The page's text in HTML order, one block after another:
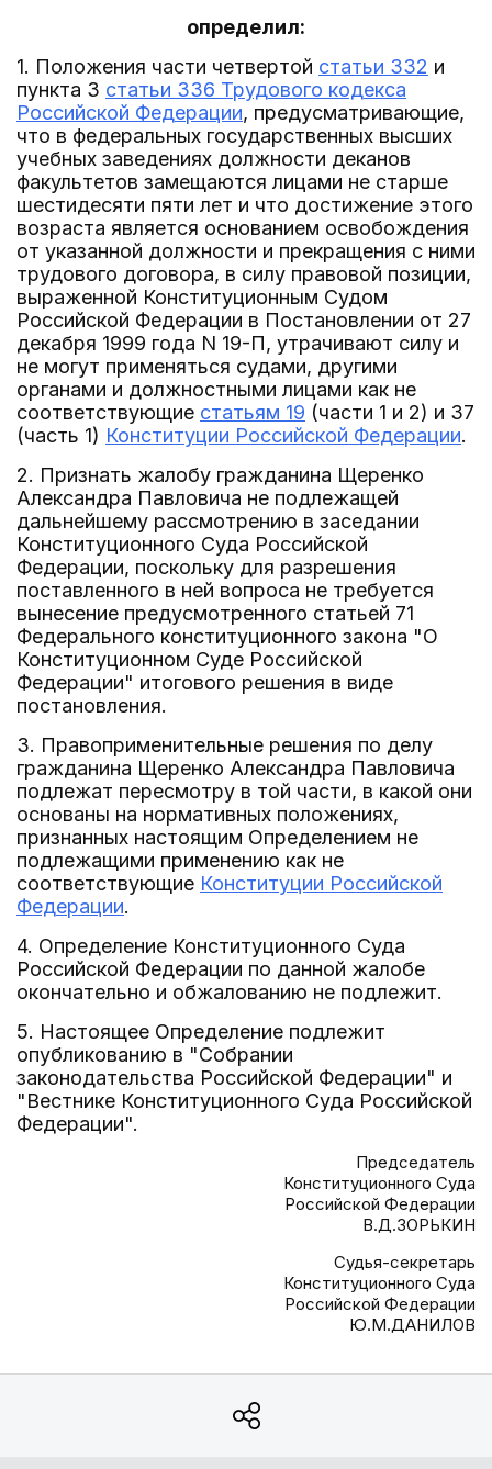
определил:
1. Положения части четвертой статьи 332 и
пункта 3 статьи 336 Трудового кодекса
Российской Федерации, предусматривающие,
что в федеральных государственных высших
учебных заведениях должности деканов
факультетов замещаются лицами не старше
шестидесяти пяти лет и что достижение этого
возраста является основанием освобождения
от указанной должности и прекращения с ними
трудового договора, в силу правовой позиции,
выраженной Конституционным Судом
Российской Федерации в Постановлении от 27
декабря 1999 года N 19-П, утрачивают силу и
не могут применяться судами, другими
органами и должностными лицами как не
соответствующие статьям 19 (части 1 и 2) и 37
(часть 1) Конституции Российской Федерации.
2. Признать жалобу гражданина Щеренко
Александра Павловича не подлежащей
дальнейшему рассмотрению в заседании
Конституционного Суда Российской
Федерации, поскольку для разрешения
поставленного в ней вопроса не требуется
вынесение предусмотренного статьей 71
Федерального конституционного закона "О
Конституционном Суде Российской
Федерации" итогового решения в виде
постановления.
3. Правоприменительные решения по делу
гражданина Щеренко Александра Павловича
подлежат пересмотру в той части, в какой они
основаны на нормативных положениях,
признанных настоящим Определением не
подлежащими применению как не
соответствующие Конституции Российской
Федерации.
4. Определение Конституционного Суда
Российской Федерации по данной жалобе
окончательно и обжалованию не подлежит.
5. Настоящее Определение подлежит
опубликованию в "Собрании
законодательства Российской Федерации" и
"Вестнике Конституционного Суда Российской
Федерации".
Председатель
Конституционного Суда
Российской Федерации
В.Д.ЗОРЬКИН
Судья-секретарь
Конституционного Суда
Российской Федерации
Ю.М.ДАНИЛОВ